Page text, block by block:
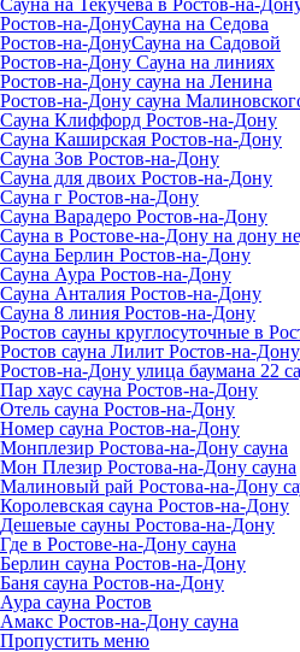
Сауна на Текучева в Ростов-на-
Ростов-на-ДонуСауна на Седова
Ростов-на-ДонуСауна на Садовой
Ростов-на-Дону Сауна на линиях
Ростов-на-Дону сауна на Ленина
Ростов-на-Дону сауна
Сауна Клиффорд Ростов-на-Дону
Сауна Каширская Ростов-на-Дону
Сауна Зов Ростов-на-Дону
Сауна для двоих Ростов-на-Дону
Сауна г Ростов-на-Дону
Сауна Варадеро Ростов-на-Дону
Сауна в Ростове-на-Дону на дону
Сауна Берлин Ростов-на-Дону
Сауна Аура Ростов-на-Дону
Сауна Анталия Ростов-на-Дону
Сауна 8 линия Ростов-на-Дону
Ростов сауны круглосуточные в
Ростов сауна Лилит Ростов-на-Дону
Ростов-на-Дону улица баумана 22
Пар хаус сауна Ростов-на-Дону
Отель сауна Ростов-на-Дону
Номер сауна Ростов-на-Дону
Монплезир Ростова-на-Дону сауна
Мон Плезир Ростова-на-Дону сауна
Малиновый рай Ростова-на-Дону
Королевская сауна Ростов-на-Дону
Дешевые сауны Ростова-на-Дону
Где в Ростове-на-Дону сауна
Берлин сауна Ростов-на-Дону
Баня сауна Ростов-на-Дону
Аура сауна Ростов
Амакс Ростов-на-Дону сауна
Пропустить меню